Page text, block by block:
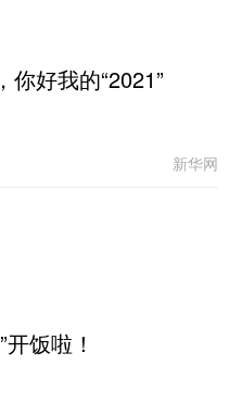
好我的“2021”
新华网
饭啦！